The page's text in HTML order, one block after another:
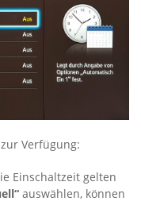
Verfügung:
Einschaltzeit gelten
auswählen, können